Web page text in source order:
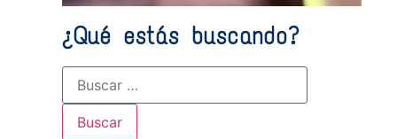
¿Qué estás buscando?